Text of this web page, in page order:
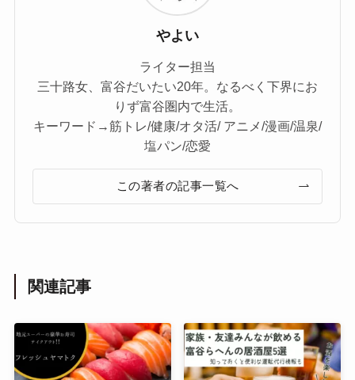
やよい
ライター担当
三十路女、富谷だいたい20年。なるべく下界にお
りず富谷圏内で生活。
キーワード→筋トレ/健康/オタ活/ アニメ/漫画/温泉/
塩パン/恋愛
この著者の記事一覧へ
関連記事